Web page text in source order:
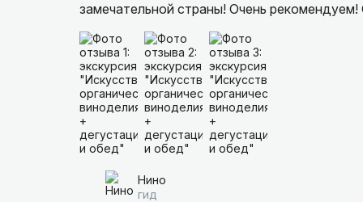
замечательной страны! Очень рекомендуем! Обед в гостях у Нино просто превратился в дружеские
посиделки с болтовней обо всём, но с
Башкирию и теперь своим вкусом и ароматом
Грузии в нашем мерзко-континентальном
P.S. Хотите научится силе и характеру -
P.P.S. Нино, простите великодушно, что
они такие.
Нино
гид